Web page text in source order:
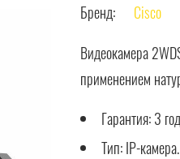
Бренд:
Cisco
Видеокамера
применением
Гарантия: 3
Тип: IP-камера.